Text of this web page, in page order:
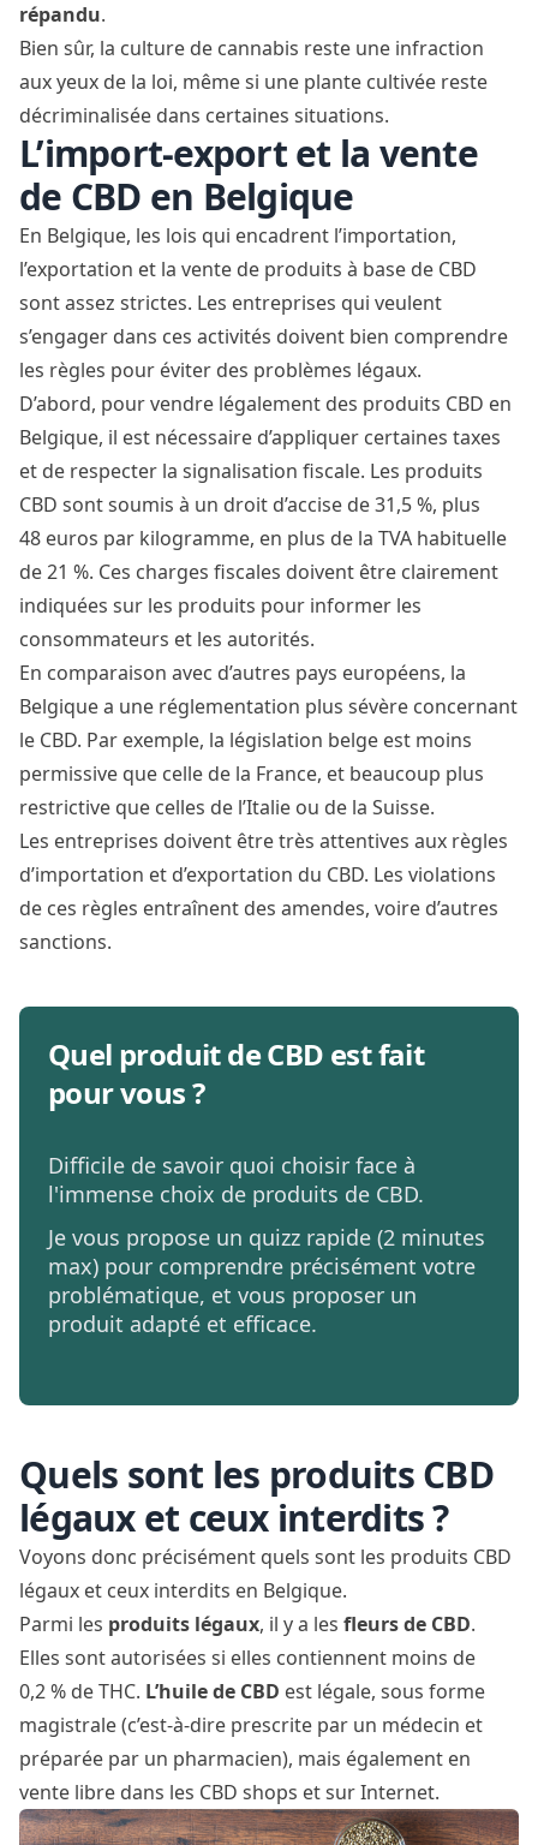
répandu.
Bien sûr, la culture de cannabis reste une infraction
aux yeux de la loi, même si une plante cultivée reste
décriminalisée dans certaines situations.
L’import-export et la vente
de CBD en Belgique
En Belgique, les lois qui encadrent l’importation,
l’exportation et la vente de produits à base de CBD
sont assez strictes. Les entreprises qui veulent
s’engager dans ces activités doivent bien comprendre
les règles pour éviter des problèmes légaux.
D’abord, pour vendre légalement des produits CBD en
Belgique, il est nécessaire d’appliquer certaines taxes
et de respecter la signalisation fiscale. Les produits
CBD sont soumis à un droit d’accise de 31,5 %, plus
48 euros par kilogramme, en plus de la TVA habituelle
de 21 %. Ces charges fiscales doivent être clairement
indiquées sur les produits pour informer les
consommateurs et les autorités.
En comparaison avec d’autres pays européens, la
Belgique a une réglementation plus sévère concernant
le CBD. Par exemple, la législation belge est moins
permissive que celle de la France, et beaucoup plus
restrictive que celles de l’Italie ou de la Suisse.
Les entreprises doivent être très attentives aux règles
d’importation et d’exportation du CBD. Les violations
de ces règles entraînent des amendes, voire d’autres
sanctions.
Quel produit de CBD est fait
pour vous ?
Difficile de savoir quoi choisir face à
l'immense choix de produits de CBD.
Je vous propose un quizz rapide (2 minutes
max) pour comprendre précisément votre
problématique, et vous proposer un
produit adapté et efficace.
Quels sont les produits CBD
légaux et ceux interdits ?
Voyons donc précisément quels sont les produits CBD
légaux et ceux interdits en Belgique.
Parmi les produits légaux, il y a les fleurs de CBD.
Elles sont autorisées si elles contiennent moins de
0,2 % de THC. L’huile de CBD est légale, sous forme
magistrale (c’est-à-dire prescrite par un médecin et
préparée par un pharmacien), mais également en
vente libre dans les CBD shops et sur Internet.